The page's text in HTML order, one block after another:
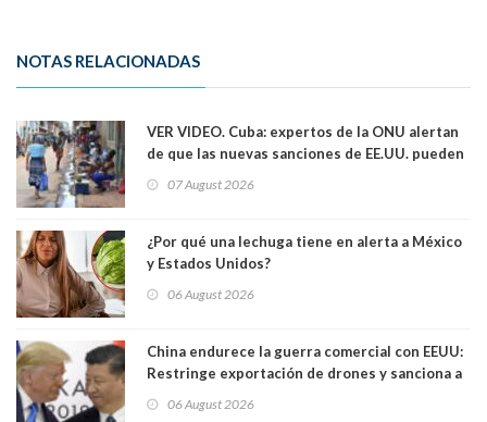
NOTAS RELACIONADAS
VER VIDEO. Cuba: expertos de la ONU alertan
de que las nuevas sanciones de EE.UU. pueden
07 August 2026
¿Por qué una lechuga tiene en alerta a México
y Estados Unidos?
06 August 2026
China endurece la guerra comercial con EEUU:
Restringe exportación de drones y sanciona a
06 August 2026